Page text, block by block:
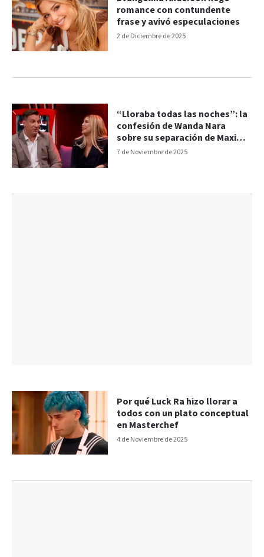
2 de Diciembre de 2025
romance con contundente
frase y avivó especulaciones
7 de Noviembre de 2025
“Lloraba todas las noches”: la
confesión de Wanda Nara
sobre su separación de Maxi
López
4 de Noviembre de 2025
Por qué Luck Ra hizo llorar a
todos con un plato conceptual
en Masterchef